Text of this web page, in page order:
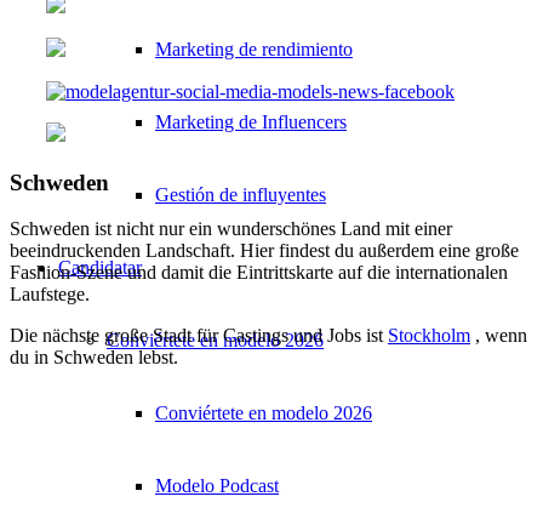
Marketing de rendimiento
Marketing de Influencers
Gestión de influyentes
Candidatar
Conviértete en modelo 2026
Conviértete en modelo 2026
Modelo Podcast
Schweden
Schweden ist nicht nur ein wunderschönes Land mit einer
beeindruckenden Landschaft. Hier findest du außerdem eine große
Fashion-Szene und damit die Eintrittskarte auf die internationalen
Laufstege.
Die nächste große Stadt für Castings und Jobs ist Stockholm , wenn
du in Schweden lebst.